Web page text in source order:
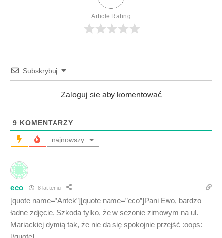
Article Rating
Subskrybuj
Zaloguj sie aby komentować
9 KOMENTARZY
najnowszy
eco 8 lat temu
[quote name=”Antek”][quote name=”eco”]Pani Ewo, bardzo
ładne zdjęcie. Szkoda tylko, że w sezonie zimowym na ul.
Mariackiej dymią tak, że nie da się spokojnie przejść :oops:
[/quote]